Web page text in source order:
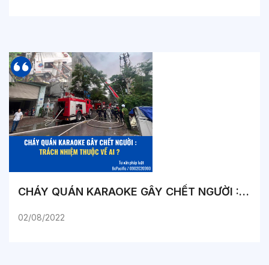
CHÁY QUÁN KARAOKE GÂY CHẾT NGƯỜI : TRÁCH NHIỆM THUỘC VỀ AI ?
02/08/2022